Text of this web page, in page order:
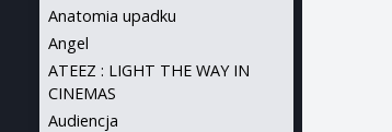
Anatomia upadku
Angel
ATEEZ : LIGHT THE WAY IN
CINEMAS
Audiencja